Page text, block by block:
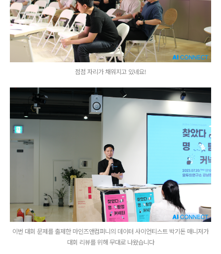
점점 자리가 채워지고 있네요!
이번 대회 문제를 출제한 마인즈앤컴퍼니의 데이터 사이언티스트 박기돈 매니저가
대회 리뷰를 위해 무대로 나왔습니다